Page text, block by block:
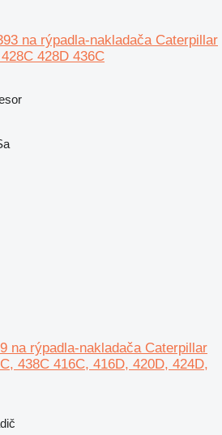
na rýpadla-nakladača Caterpillar
428D 436C
na rýpadla-nakladača Caterpillar
438C 416C, 416D, 420D, 424D,